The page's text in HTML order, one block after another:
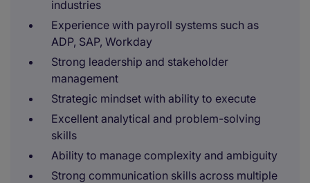
industries
Experience with payroll systems such as
ADP, SAP, Workday
Strong leadership and stakeholder
management
Strategic mindset with ability to execute
Excellent analytical and problem-solving
skills
Ability to manage complexity and ambiguity
Strong communication skills across multiple